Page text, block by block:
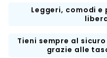
Leggeri, comodi e
Tieni sempre al
grazie alle